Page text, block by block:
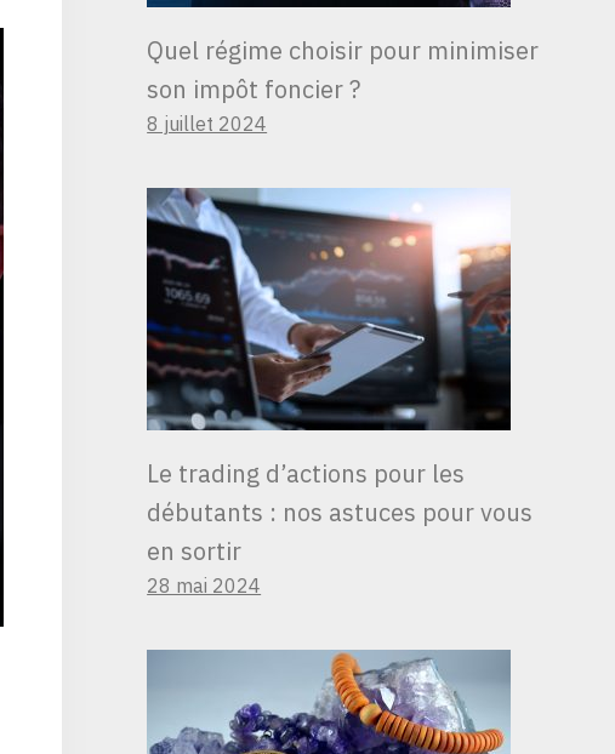
Quel régime choisir pour minimiser
son impôt foncier ?
8 juillet 2024
Le trading d’actions pour les
débutants : nos astuces pour vous
en sortir
28 mai 2024